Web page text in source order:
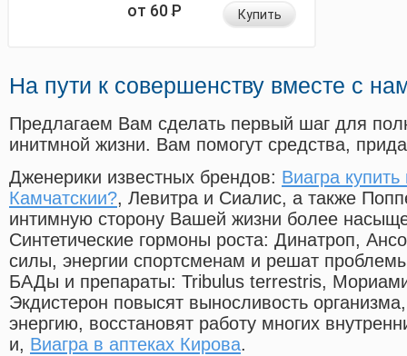
от 60Р Купить
На пути к совершенству вместе с
Предлагаем Вам сделать первый шаг для
инитмной жизни. Вам помогут средства,
Дженерики известных брендов: Виагра
Камчатскии?, Левитра и Сиалис, а также
интимную сторону Вашей жизни более
Синтетические гормоны роста: Динатроп,
силы, энергии спортсменам и решат
БАДы и препараты: Tribulus terrestris,
Экдистерон повысят выносливость
энергию, восстановят работу многих
и, Виагра в аптеках Кирова.